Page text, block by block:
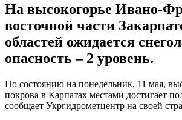
На высокогорье Ивано-
восточной части
областей ожидается
опасность – 2 уровень.
По состоянию на понедельник, 11 мая,
покрова в Карпатах местами достигает
сообщает Укргидрометцентр на своей